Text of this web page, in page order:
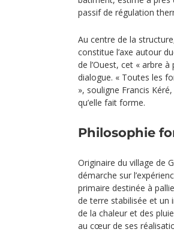
passif de régulation
Au centre de la
constitue l’axe autour
de l’Ouest, cet « arbre
dialogue. « Toutes les
», souligne Francis
qu’elle fait forme.
Philosophie
Originaire du village de
démarche sur
primaire destinée à
de terre stabilisée et un
de la chaleur et des
au cœur de ses